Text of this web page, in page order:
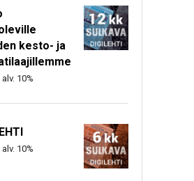
kesto- ja
10%
10%